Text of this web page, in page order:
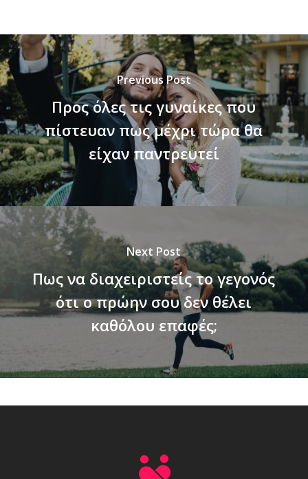
Previous Post
Προς όλες τις γυναίκες που
πίστευαν πως μέχρι τώρα θα
είχαν παντρευτεί
Next Post
Πως να διαχειριστείς το γεγονός
ότι ο πρώην σου δεν θέλει
καθόλου επαφές;